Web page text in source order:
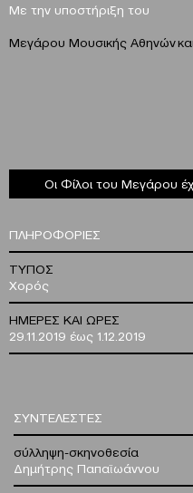
Με την υποστήριξη του
Μεγάρου Μουσικής Αθηνών
Οι Φίλοι του Μεγάρου
ΠΛΗΡΟΦΟΡΙΕΣ
ΤΥΠΟΣ
Χορός
ΗΜΕΡΕΣ ΚΑΙ ΩΡΕΣ
29.11.2019 έως 1.12.2019
ΣΥΝΤΕΛΕΣΤΕΣ
σύλληψη-σκηνοθεσία
Δημήτρης Παπαϊωάννου